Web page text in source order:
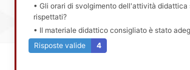
• Gli orari di svolgimento dell'attività didattica
rispettati?
• Il materiale didattico consigliato è stato
Risposte valide
4